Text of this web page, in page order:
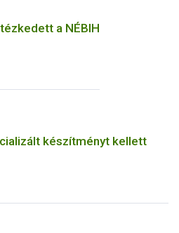
a NÉBIH
készítményt kellett